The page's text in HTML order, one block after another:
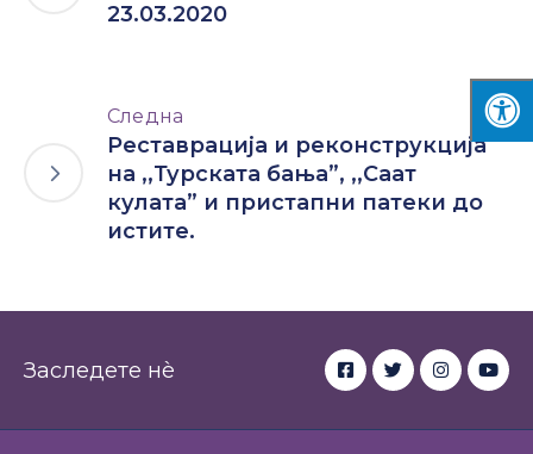
23.03.2020
Следна
Реставрација и реконструкција
на ,,Турската бања”, ,,Саат
кулата” и пристапни патеки до
истите.
Заследете нè